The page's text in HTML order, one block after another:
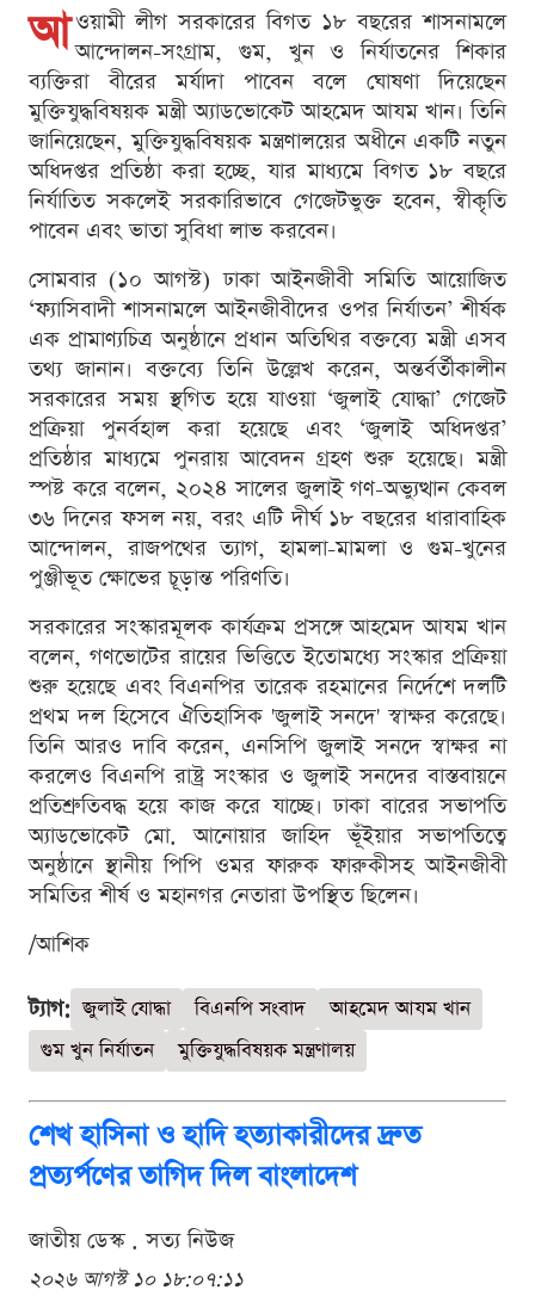
আ ওয়ামী লীগ সরকারের বিগত ১৮ বছরের শাসনামলে
আন্দোলন-সংগ্রাম, গুম, খুন ও নির্যাতনের শিকার
ব্যক্তিরা বীরের মর্যাদা পাবেন বলে ঘোষণা দিয়েছেন
মুক্তিযুদ্ধবিষয়ক মন্ত্রী অ্যাডভোকেট আহমেদ আযম খান। তিনি
জানিয়েছেন, মুক্তিযুদ্ধবিষয়ক মন্ত্রণালয়ের অধীনে একটি নতুন
অধিদপ্তর প্রতিষ্ঠা করা হচ্ছে, যার মাধ্যমে বিগত ১৮ বছরে
নির্যাতিত সকলেই সরকারিভাবে গেজেটভুক্ত হবেন, স্বীকৃতি
পাবেন এবং ভাতা সুবিধা লাভ করবেন।
সোমবার (১০ আগস্ট) ঢাকা আইনজীবী সমিতি আয়োজিত
‘ফ্যাসিবাদী শাসনামলে আইনজীবীদের ওপর নির্যাতন’ শীর্ষক
এক প্রামাণ্যচিত্র অনুষ্ঠানে প্রধান অতিথির বক্তব্যে মন্ত্রী এসব
তথ্য জানান। বক্তব্যে তিনি উল্লেখ করেন, অন্তর্বর্তীকালীন
সরকারের সময় স্থগিত হয়ে যাওয়া ‘জুলাই যোদ্ধা’ গেজেট
প্রক্রিয়া পুনর্বহাল করা হয়েছে এবং ‘জুলাই অধিদপ্তর’
প্রতিষ্ঠার মাধ্যমে পুনরায় আবেদন গ্রহণ শুরু হয়েছে। মন্ত্রী
স্পষ্ট করে বলেন, ২০২৪ সালের জুলাই গণ-অভ্যুত্থান কেবল
৩৬ দিনের ফসল নয়, বরং এটি দীর্ঘ ১৮ বছরের ধারাবাহিক
আন্দোলন, রাজপথের ত্যাগ, হামলা-মামলা ও গুম-খুনের
পুঞ্জীভূত ক্ষোভের চূড়ান্ত পরিণতি।
সরকারের সংস্কারমূলক কার্যক্রম প্রসঙ্গে আহমেদ আযম খান
বলেন, গণভোটের রায়ের ভিত্তিতে ইতোমধ্যে সংস্কার প্রক্রিয়া
শুরু হয়েছে এবং বিএনপির তারেক রহমানের নির্দেশে দলটি
প্রথম দল হিসেবে ঐতিহাসিক 'জুলাই সনদে' স্বাক্ষর করেছে।
তিনি আরও দাবি করেন, এনসিপি জুলাই সনদে স্বাক্ষর না
করলেও বিএনপি রাষ্ট্র সংস্কার ও জুলাই সনদের বাস্তবায়নে
প্রতিশ্রুতিবদ্ধ হয়ে কাজ করে যাচ্ছে। ঢাকা বারের সভাপতি
অ্যাডভোকেট মো. আনোয়ার জাহিদ ভূঁইয়ার সভাপতিত্বে
অনুষ্ঠানে স্থানীয় পিপি ওমর ফারুক ফারুকীসহ আইনজীবী
সমিতির শীর্ষ ও মহানগর নেতারা উপস্থিত ছিলেন।
/আশিক
ট্যাগ: জুলাই যোদ্ধা বিএনপি সংবাদ
আহমেদ আযম খান
গুম খুন নির্যাতন
মুক্তিযুদ্ধবিষয়ক মন্ত্রণালয়
শেখ হাসিনা ও হাদি হত্যাকারীদের দ্রুত
প্রত্যর্পণের তাগিদ দিল বাংলাদেশ
জাতীয় ডেস্ক . সত্য নিউজ
২০২৬ আগস্ট ১০ ১৮:০৭:১১